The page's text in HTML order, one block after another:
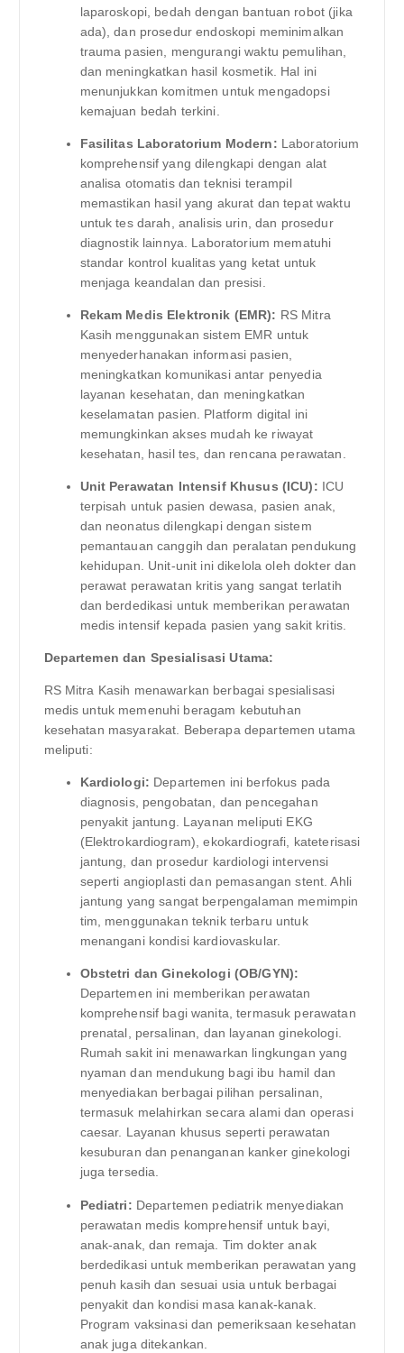
laparoskopi, bedah dengan bantuan robot (jika
ada), dan prosedur endoskopi meminimalkan
trauma pasien, mengurangi waktu pemulihan,
dan meningkatkan hasil kosmetik. Hal ini
menunjukkan komitmen untuk mengadopsi
kemajuan bedah terkini.
Fasilitas Laboratorium Modern: Laboratorium
komprehensif yang dilengkapi dengan alat
analisa otomatis dan teknisi terampil
memastikan hasil yang akurat dan tepat waktu
untuk tes darah, analisis urin, dan prosedur
diagnostik lainnya. Laboratorium mematuhi
standar kontrol kualitas yang ketat untuk
menjaga keandalan dan presisi.
Rekam Medis Elektronik (EMR): RS Mitra
Kasih menggunakan sistem EMR untuk
menyederhanakan informasi pasien,
meningkatkan komunikasi antar penyedia
layanan kesehatan, dan meningkatkan
keselamatan pasien. Platform digital ini
memungkinkan akses mudah ke riwayat
kesehatan, hasil tes, dan rencana perawatan.
Unit Perawatan Intensif Khusus (ICU): ICU
terpisah untuk pasien dewasa, pasien anak,
dan neonatus dilengkapi dengan sistem
pemantauan canggih dan peralatan pendukung
kehidupan. Unit-unit ini dikelola oleh dokter dan
perawat perawatan kritis yang sangat terlatih
dan berdedikasi untuk memberikan perawatan
medis intensif kepada pasien yang sakit kritis.
Departemen dan Spesialisasi Utama:
RS Mitra Kasih menawarkan berbagai spesialisasi
medis untuk memenuhi beragam kebutuhan
kesehatan masyarakat. Beberapa departemen utama
meliputi:
Kardiologi: Departemen ini berfokus pada
diagnosis, pengobatan, dan pencegahan
penyakit jantung. Layanan meliputi EKG
(Elektrokardiogram), ekokardiografi, kateterisasi
jantung, dan prosedur kardiologi intervensi
seperti angioplasti dan pemasangan stent. Ahli
jantung yang sangat berpengalaman memimpin
tim, menggunakan teknik terbaru untuk
menangani kondisi kardiovaskular.
Obstetri dan Ginekologi (OB/GYN):
Departemen ini memberikan perawatan
komprehensif bagi wanita, termasuk perawatan
prenatal, persalinan, dan layanan ginekologi.
Rumah sakit ini menawarkan lingkungan yang
nyaman dan mendukung bagi ibu hamil dan
menyediakan berbagai pilihan persalinan,
termasuk melahirkan secara alami dan operasi
caesar. Layanan khusus seperti perawatan
kesuburan dan penanganan kanker ginekologi
juga tersedia.
Pediatri: Departemen pediatrik menyediakan
perawatan medis komprehensif untuk bayi,
anak-anak, dan remaja. Tim dokter anak
berdedikasi untuk memberikan perawatan yang
penuh kasih dan sesuai usia untuk berbagai
penyakit dan kondisi masa kanak-kanak.
Program vaksinasi dan pemeriksaan kesehatan
anak juga ditekankan.